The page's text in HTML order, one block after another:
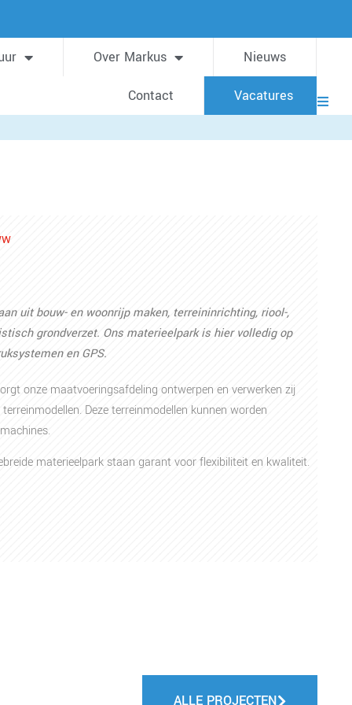
Over Markus Nieuws
Contact Vacatures
uit bouw- en woonrijp maken, terreininrichting, riool-,
grondverzet. Ons materieelpark is hier volledig op
en GPS.
onze maatvoeringsafdeling ontwerpen en verwerken zij
Deze terreinmodellen kunnen worden
materieelpark staan garant voor flexibiliteit en kwaliteit.
ALLE PROJECTEN